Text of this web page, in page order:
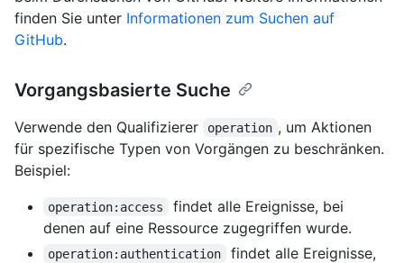
finden Sie unter Informationen zum Suchen auf
GitHub.
Vorgangsbasierte Suche
Verwende den Qualifizierer operation , um Aktionen
für spezifische Typen von Vorgängen zu beschränken.
Beispiel:
operation:access
findet alle Ereignisse, bei
denen auf eine Ressource zugegriffen wurde.
operation:authentication
findet alle Ereignisse,